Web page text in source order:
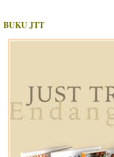
BUKU JTT